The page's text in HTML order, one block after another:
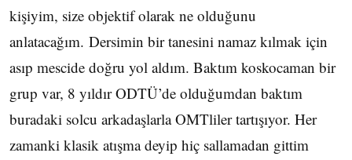
kişiyim, size objektif olarak ne olduğunu
anlatacağım. Dersimin bir tanesini namaz kılmak için
asıp mescide doğru yol aldım. Baktım koskocaman bir
grup var, 8 yıldır ODTÜ’de olduğumdan baktım
buradaki solcu arkadaşlarla OMTliler tartışıyor. Her
zamanki klasik atışma deyip hiç sallamadan gittim